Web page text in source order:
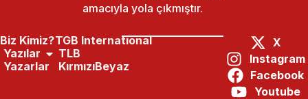
Paylaş:
amacıyla yola çıkmıştır.
Biz Kimiz?
Yazılar
Yazarlar
TGB International
TLB
KırmızıBeyaz
X
Instagram
Facebook
Youtube